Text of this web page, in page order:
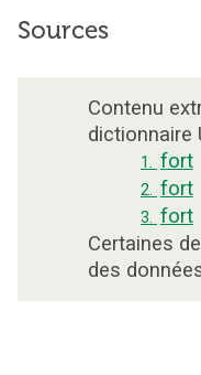
Sources
Contenu
dictionnaire
1. fort
2. fort
3. fort
Certaines
des